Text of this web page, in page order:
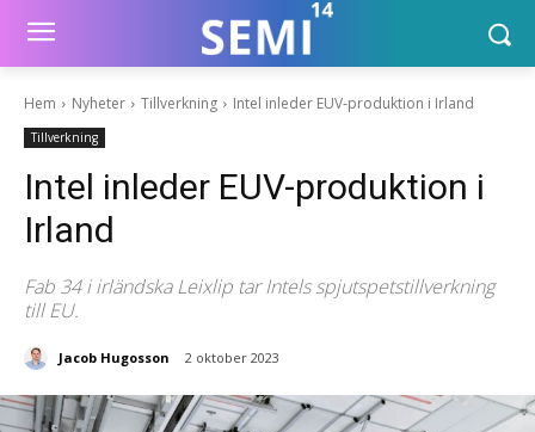
Hem Nyheter Tillverkning Intel inleder EUV-produktion i Irland
Tillverkning
Intel inleder EUV-produktion i
Irland
Fab 34 i irländska Leixlip tar Intels spjutspetstillverkning
till EU.
Jacob Hugosson 2 oktober 2023